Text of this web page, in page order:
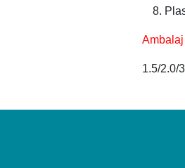
Ambalaj
1.5/2.0/